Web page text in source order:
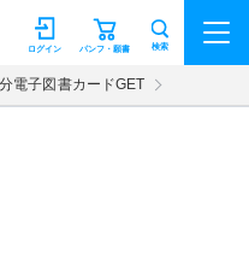
パンフ・願書
ログイン 検索
電子図書カードGET